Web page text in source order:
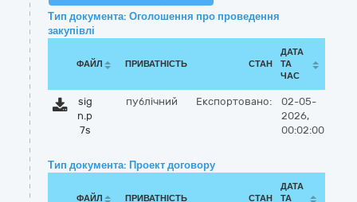
Тип документа: Оголошення про проведення
закупівлі
ФАЙЛ ПРИВАТНІСТЬ СТАН
ДАТА
ТА
ЧАС
sig
n.p
7s
публічний Експортовано:
02-05-
2026,
00:02:00
Тип документа: Проект договору
ФАЙЛ ПРИВАТНІСТЬ СТАН
ДАТА
ТА